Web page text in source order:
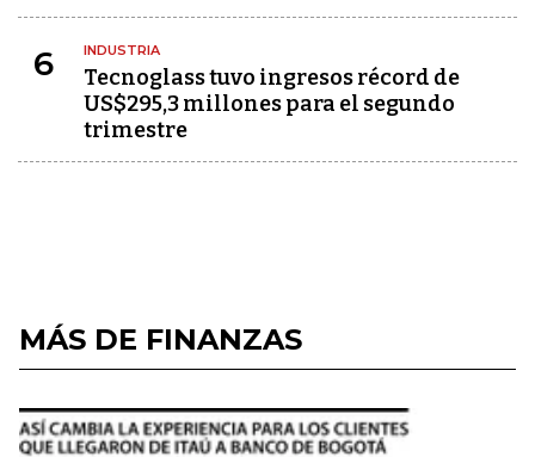
6 INDUSTRIA
Tecnoglass tuvo ingresos récord de
US$295,3 millones para el segundo
trimestre
MÁS DE FINANZAS